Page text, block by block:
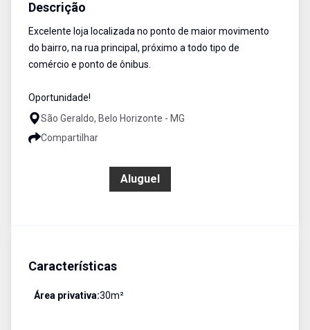
Descrição
Excelente loja localizada no ponto de maior movimento
do bairro, na rua principal, próximo a todo tipo de
comércio e ponto de ônibus.
Oportunidade!
São Geraldo, Belo Horizonte - MG
Compartilhar
Aluguel
Características
Área privativa:30m²